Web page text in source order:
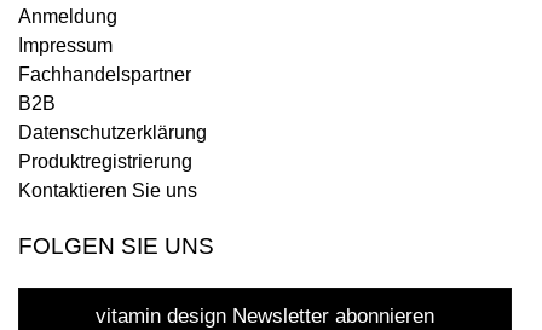
Anmeldung
Impressum
Fachhandelspartner
B2B
Datenschutzerklärung
Produktregistrierung
Kontaktieren Sie uns
FOLGEN SIE UNS
vitamin design Newsletter abonnieren